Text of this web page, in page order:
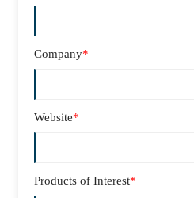
Company*
Website*
Products of Interest*